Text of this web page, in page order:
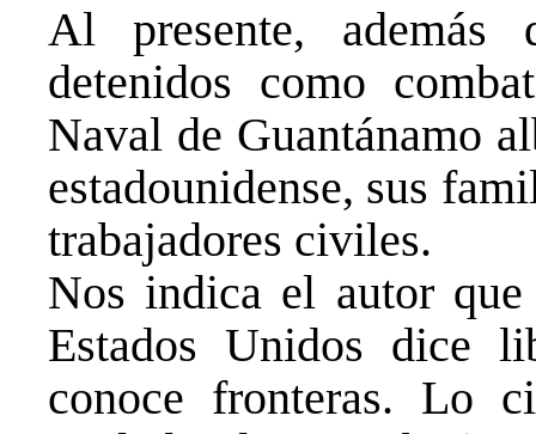
Al presente,
detenidos como
Naval de Guantánamo
estadounidense, sus
trabajadores civiles.
Nos indica el autor que
Estados Unidos dice
conoce fronteras. Lo